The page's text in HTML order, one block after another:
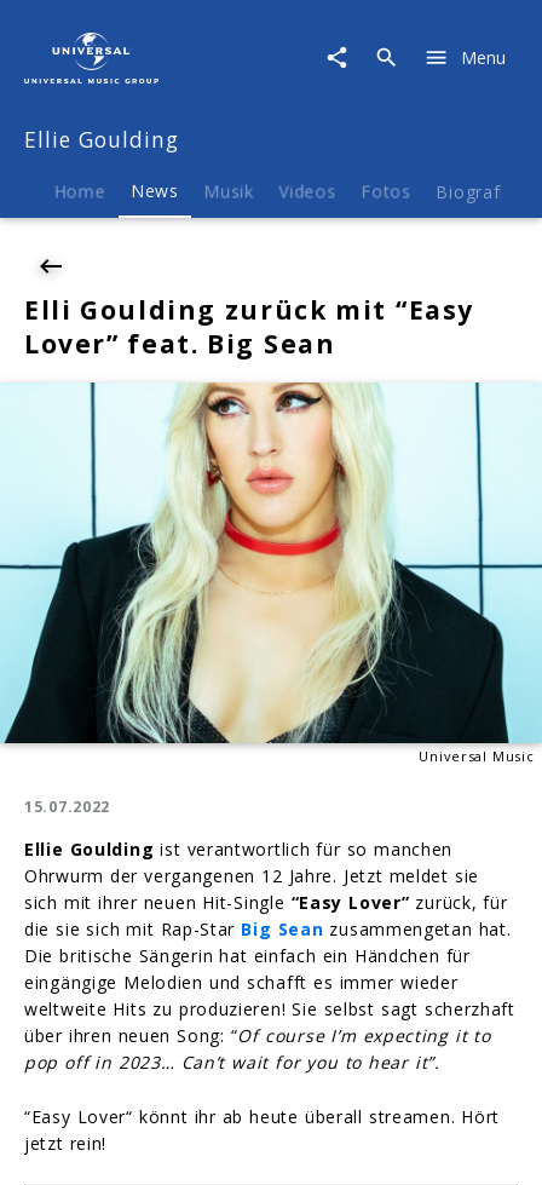
Goulding
News
zurück
mit
Lover"
Big
Sean
Menu
Ellie Goulding
Home News Musik Videos Fotos Biografie
Elli Goulding zurück mit “Easy
Lover” feat. Big Sean
Universal Music
15.07.2022
Ellie Goulding ist verantwortlich für so manchen
Ohrwurm der vergangenen 12 Jahre. Jetzt meldet sie
sich mit ihrer neuen Hit-Single “Easy Lover” zurück, für
die sie sich mit Rap-Star Big Sean zusammengetan hat.
Die britische Sängerin hat einfach ein Händchen für
eingängige Melodien und schafft es immer wieder
weltweite Hits zu produzieren! Sie selbst sagt scherzhaft
über ihren neuen Song: “Of course I’m expecting it to
pop off in 2023… Can’t wait for you to hear it”.
“Easy Lover“ könnt ihr ab heute überall streamen. Hört
jetzt rein!